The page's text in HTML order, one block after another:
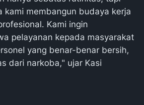
kami membangun budaya kerja
Kami ingin
pelayanan kepada masyarakat
yang benar-benar bersih,
dari narkoba," ujar Kasi